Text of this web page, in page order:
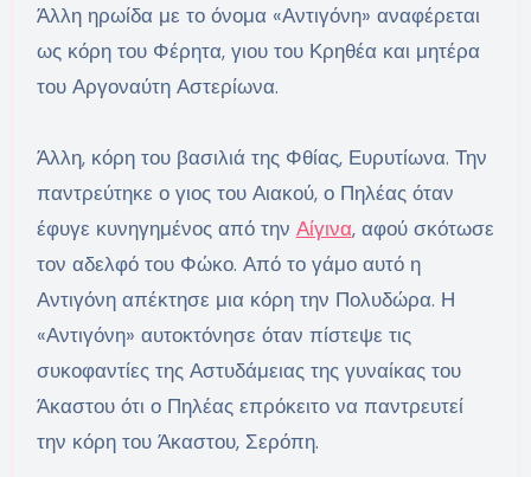
Άλλη ηρωίδα με το όνομα «Αντιγόνη» αναφέρεται
ως κόρη του Φέρητα, γιου του Κρηθέα και μητέρα
του Αργοναύτη Αστερίωνα.
Άλλη, κόρη του βασιλιά της Φθίας, Ευρυτίωνα. Την
παντρεύτηκε ο γιος του Αιακού, ο Πηλέας όταν
έφυγε κυνηγημένος από την Αίγινα, αφού σκότωσε
τον αδελφό του Φώκο. Από το γάμο αυτό η
Αντιγόνη απέκτησε μια κόρη την Πολυδώρα. Η
«Αντιγόνη» αυτοκτόνησε όταν πίστεψε τις
συκοφαντίες της Αστυδάμειας της γυναίκας του
Άκαστου ότι ο Πηλέας επρόκειτο να παντρευτεί
την κόρη του Άκαστου, Σερόπη.